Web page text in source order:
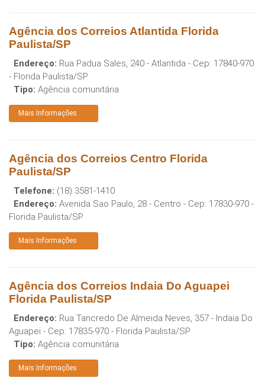
Agência dos Correios Atlantida Florida
Paulista/SP
Endereço: Rua Padua Sales, 240 - Atlantida - Cep: 17840-970
- Florida Paulista/SP
Tipo: Agência comunitária
Mais Informações
Agência dos Correios Centro Florida
Paulista/SP
Telefone: (18) 3581-1410
Endereço: Avenida Sao Paulo, 28 - Centro - Cep: 17830-970 -
Florida Paulista/SP
Mais Informações
Agência dos Correios Indaia Do Aguapei
Florida Paulista/SP
Endereço: Rua Tancredo De Almeida Neves, 357 - Indaia Do
Aguapei - Cep: 17835-970 - Florida Paulista/SP
Tipo: Agência comunitária
Mais Informações